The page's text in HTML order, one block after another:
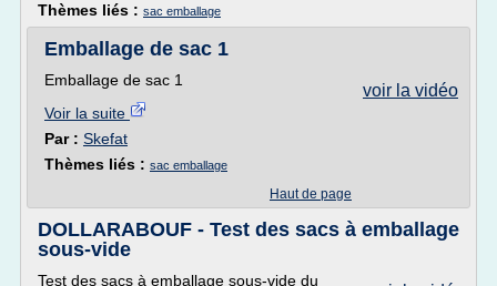
Thèmes liés : sac emballage
Emballage de sac 1
voir la vidéo
Emballage de sac 1
Voir la suite
Par : Skefat
Thèmes liés : sac emballage
Haut de page
DOLLARABOUF - Test des sacs à emballage
sous-vide
Test des sacs à emballage sous-vide du